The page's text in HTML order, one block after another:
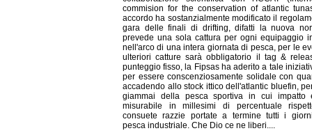
commision for the conservation of atlantic
accordo ha sostanzialmente modificato il
gara delle finali di drifting, difatti la nuova
prevede una sola cattura per ogni equipaggio
nell'arco di una intera giornata di pesca, per le
ulteriori catture sarà obbligatorio il tag &
punteggio fisso, la Fipsas ha aderito a tale
per essere conscenziosamente solidale con
accadendo allo stock ittico dell'atlantic bluefin,
giammai della pesca sportiva in cui impatto
misurabile in millesimi di percentuale
consuete razzie portate a termine tutti i
pesca industriale. Che Dio ce ne liberi....